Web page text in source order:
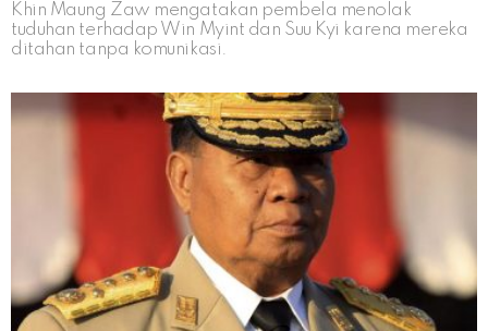
Khin Maung Zaw mengatakan pembela menolak
tuduhan terhadap Win Myint dan Suu Kyi karena mereka
ditahan tanpa komunikasi.